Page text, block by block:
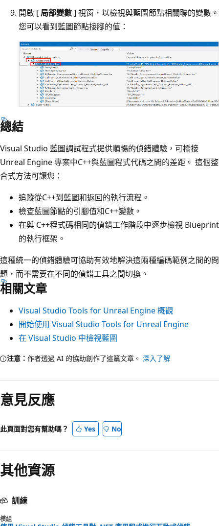
開啟 [局部變數] 視窗，以檢視與藍圖節點相關聯的變數。
您可以看到藍圖節點接腳的值：
總結
Visual Studio 藍圖調試程式提供順暢的偵錯體驗，可橋接
Unreal Engine 專案中C++與藍圖程式代碼之間的差距。 這個整
合式方法可讓您：
追蹤從C++到藍圖和返回的執行流程。
檢查藍圖節點的引腳值和C++變數。
在與 C++程式碼相同的偵錯工作階段中逐步檢視 Blueprint
的執行框架。
這種統一的偵錯體驗可協助有效地解決這兩種編碼範例之間的問
題，而不需要在不同的偵錯工具之間切換。
相關文章
Visual Studio Tools for Unreal Engine 概觀
開始使用 Visual Studio Tools for Unreal Engine
在 Visual Studio 中檢視藍圖
注意： 作者透過 AI 的協助創作了這篇文章。 深入了解
意見反應
此頁面對您有幫助嗎？ Yes No
其他資源
訓練
模組